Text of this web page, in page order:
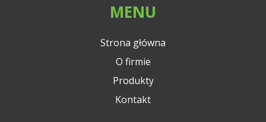
MENU
Strona główna
O firmie
Produkty
Kontakt